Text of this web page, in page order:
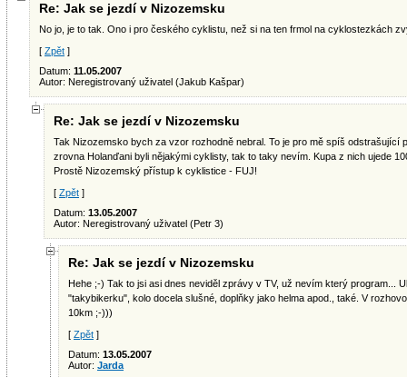
Re: Jak se jezdí v Nizozemsku
No jo, je to tak. Ono i pro českého cyklistu, než si na ten frmol na cyklostezkách
[ Zpět ]
Datum: 11.05.2007
Autor: Neregistrovaný uživatel (Jakub Kašpar)
Re: Jak se jezdí v Nizozemsku
Tak Nizozemsko bych za vzor rozhodně nebral. To je pro mě spíš odstrašující
zrovna Holanďani byli nějakými cyklisty, tak to taky nevím. Kupa z nich ujede
Prostě Nizozemský přístup k cyklistice - FUJ!
[ Zpět ]
Datum: 13.05.2007
Autor: Neregistrovaný uživatel (Petr 3)
Re: Jak se jezdí v Nizozemsku
Hehe ;-) Tak to jsi asi dnes neviděl zprávy v TV, už nevím který program...
"takybikerku", kolo docela slušné, doplňky jako helma apod., také. V
10km ;-)))
[ Zpět ]
Datum: 13.05.2007
Autor: Jarda